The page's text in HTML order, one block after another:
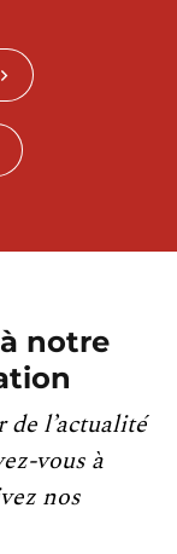
notre
l’actualité
vous à
nos